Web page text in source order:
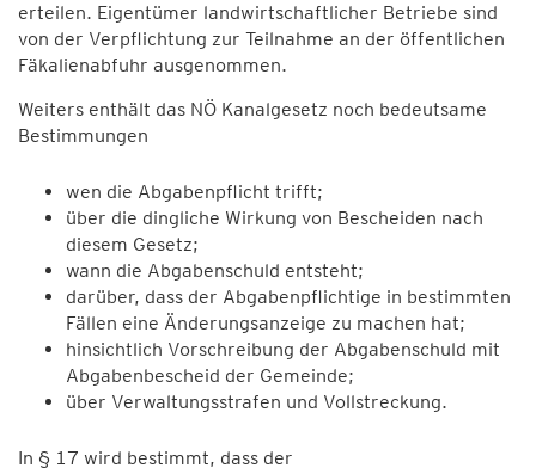
erteilen. Eigentümer landwirtschaftlicher Betriebe sind
von der Verpflichtung zur Teilnahme an der öffentlichen
Fäkalienabfuhr ausgenommen.
Weiters enthält das NÖ Kanalgesetz noch bedeutsame
Bestimmungen
wen die Abgabenpflicht trifft;
über die dingliche Wirkung von Bescheiden nach
diesem Gesetz;
wann die Abgabenschuld entsteht;
darüber, dass der Abgabenpflichtige in bestimmten
Fällen eine Änderungsanzeige zu machen hat;
hinsichtlich Vorschreibung der Abgabenschuld mit
Abgabenbescheid der Gemeinde;
über Verwaltungsstrafen und Vollstreckung.
In § 17 wird bestimmt, dass der